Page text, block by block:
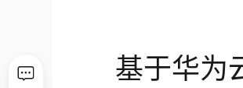
基于华为